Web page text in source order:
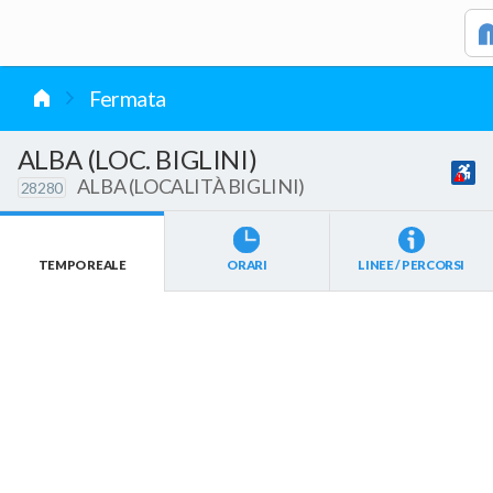
Fermata
ALBA (LOC. BIGLINI)
28280 ALBA (LOCALITÀ BIGLINI)
TEMPO REALE ORARI LINEE / PERCORSI